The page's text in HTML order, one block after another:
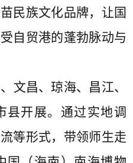
民族文化品牌，让国
自贸港的蓬勃脉动与
文昌、琼海、昌江、
县开展。通过实地调
等形式，带领师生走